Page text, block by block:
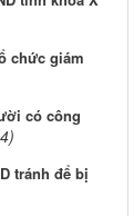
chức giám
có công
tránh để bị